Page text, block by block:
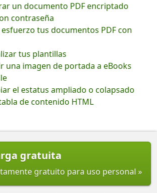
un documento PDF encriptado
contraseña
tus documentos PDF con
tus plantillas
una imagen de portada a eBooks
el estatus ampliado o colapsado
de contenido HTML
gratuita
gratuito para uso personal